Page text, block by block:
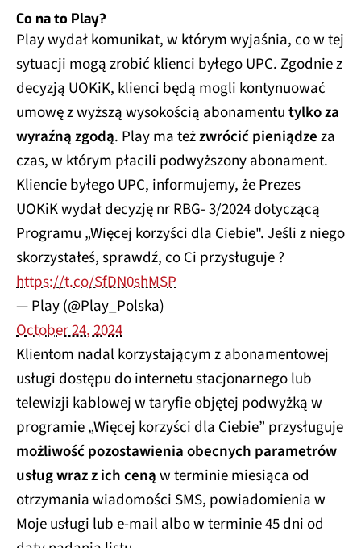
Co na to Play?
Play wydał komunikat, w którym wyjaśnia, co w tej
sytuacji mogą zrobić klienci byłego UPC. Zgodnie z
decyzją UOKiK, klienci będą mogli kontynuować
umowę z wyższą wysokością abonamentutylko za
wyraźną zgodą. Play ma teżzwrócić pieniądzeza
czas, w którym płacili podwyższony abonament.
Kliencie byłego UPC, informujemy, że Prezes
UOKiK wydał decyzję nr RBG- 3/2024 dotyczącą
Programu „Więcej korzyści dla Ciebie". Jeśli z niego
skorzystałeś, sprawdź, co Ci przysługuje ?
https://t.co/SfDN0shMSP
— Play (@Play_Polska)
October 24, 2024
Klientom nadal korzystającym z abonamentowej
usługi dostępu do internetu stacjonarnego lub
telewizji kablowej w taryfie objętej podwyżką w
programie „Więcej korzyści dla Ciebie” przysługuje
możliwość pozostawienia obecnych parametrów
usług wraz z ich cenąw terminie miesiąca od
otrzymania wiadomości SMS, powiadomienia w
Moje usługi lub e-mail albo w terminie 45 dni od